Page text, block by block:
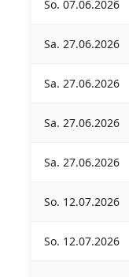
So. 07.06.2026
Sa. 27.06.2026
Sa. 27.06.2026
Sa. 27.06.2026
Sa. 27.06.2026
So. 12.07.2026
So. 12.07.2026